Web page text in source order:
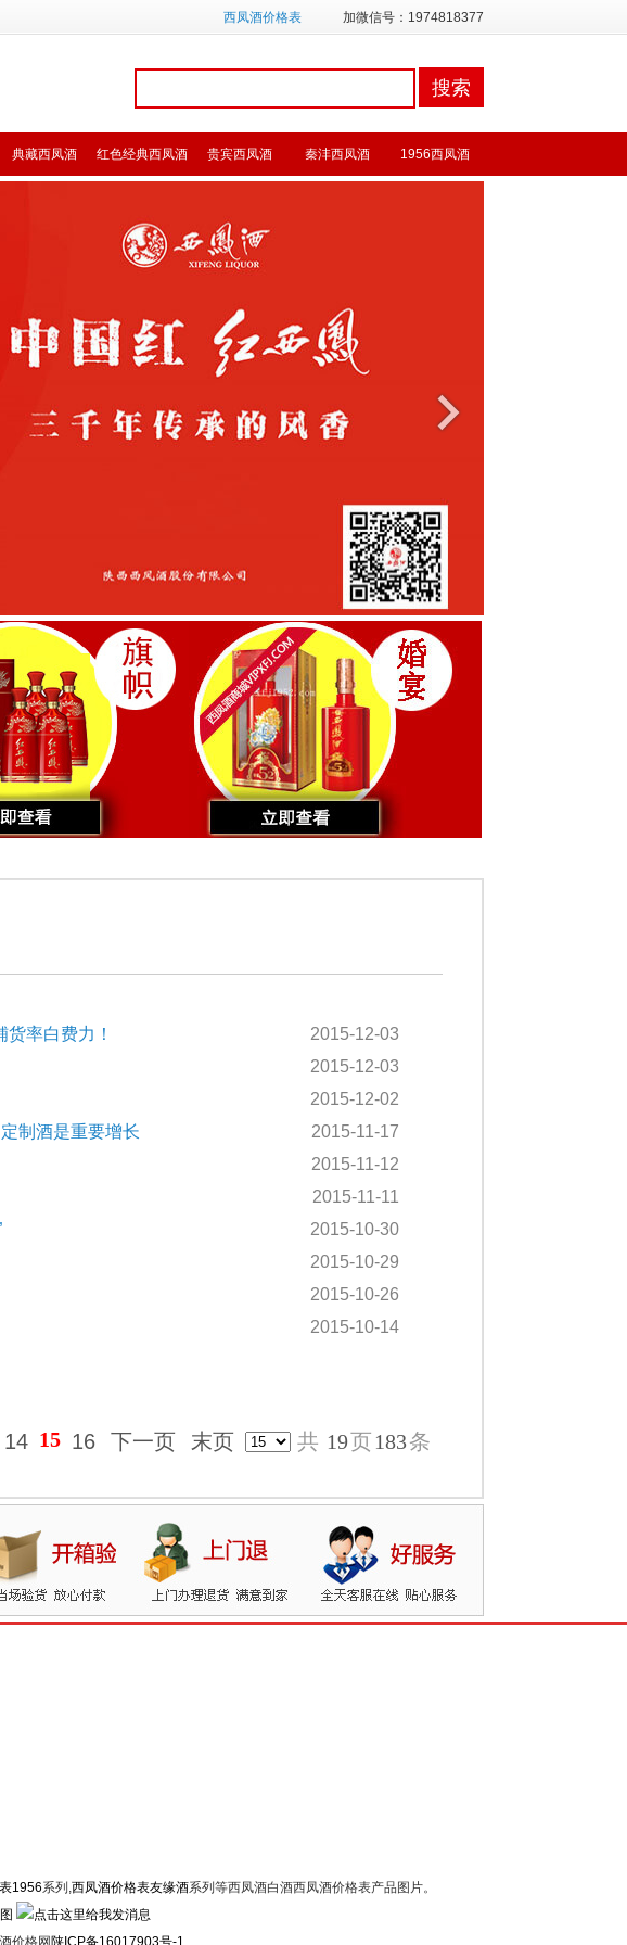
西凤酒价格表 加微信号：1974818377
典藏西凤酒 红色经典西凤酒 贵宾西凤酒 秦沣西凤酒 1956西凤酒
2015-12-03
率白费力！
2015-12-03
2015-12-02
2015-11-17
制酒是重要增长
2015-11-12
2015-11-11
2015-10-30
2015-10-29
2015-10-26
2015-10-14
14 15 16 下一页 末页 共 19页 183条
1956系列,西凤酒价格表友缘酒系列等西凤酒白酒西凤酒价格表产品图片。
价格网 陕ICP备16017903号-1